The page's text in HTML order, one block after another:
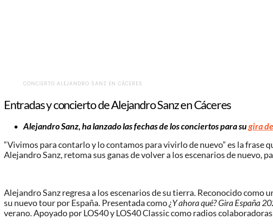
CONCIERTO ALEJANDRO SANZ EN CÁCERES
Entradas y concierto de Alejandro Sanz en Cáceres
Alejandro Sanz, ha lanzado las fechas de los conciertos para sugira
“Vivimos para contarlo y lo contamos para vivirlo de nuevo” es la frase
Alejandro Sanz, retoma sus ganas de volver a los escenarios de nuevo,
Alejandro Sanz regresa a los escenarios de su tierra. Reconocido
su nuevo tour por España. Presentada como¿Y ahora qué? Gira España
verano. Apoyado por LOS40 y LOS40 Classic como radios